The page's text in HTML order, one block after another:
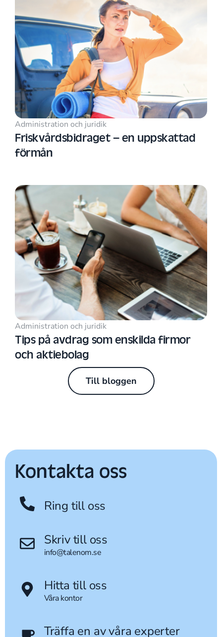
Administration och juridik
Friskvårdsbidraget – en uppskattad
förmån
Administration och juridik
Tips på avdrag som enskilda firmor
och aktiebolag
Till bloggen
Kontakta oss
Ring till oss
Skriv till oss
info@talenom.se
Hitta till oss
Våra kontor
Träffa en av våra experter